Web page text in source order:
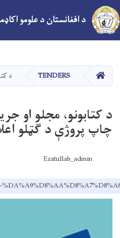
د افغانستان د علومو
کور TENDERS د
چاپ پروژې د ګټلو
Ezatullah_admin